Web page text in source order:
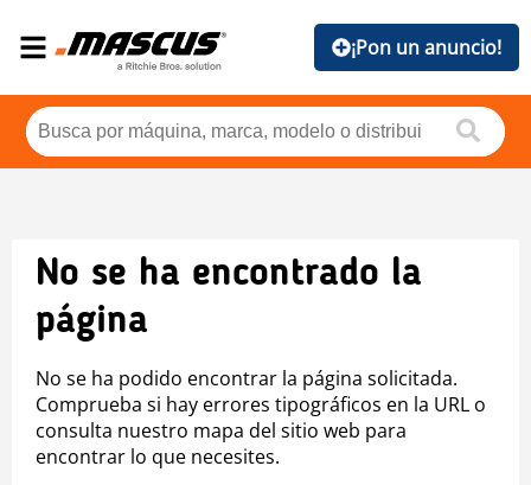
¡Pon un anuncio!
No se ha encontrado la
página
No se ha podido encontrar la página solicitada.
Comprueba si hay errores tipográficos en la URL o
consulta nuestro mapa del sitio web para
encontrar lo que necesites.